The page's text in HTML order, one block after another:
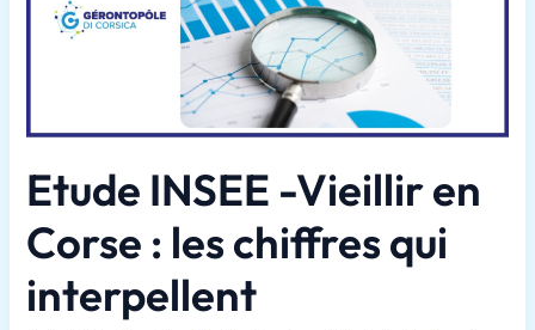
Etude INSEE -Vieillir en
Corse : les chiffres qui
interpellent